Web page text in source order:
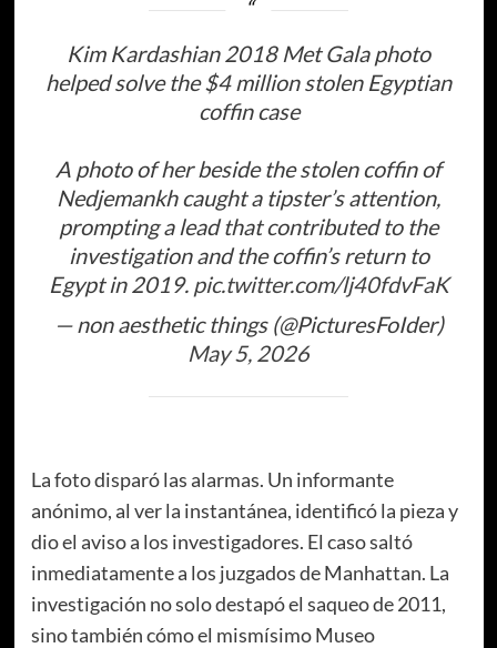
Kim Kardashian 2018 Met Gala photo
helped solve the $4 million stolen Egyptian
coffin case
A photo of her beside the stolen coffin of
Nedjemankh caught a tipster’s attention,
prompting a lead that contributed to the
investigation and the coffin’s return to
Egypt in 2019. pic.twitter.com/lj40fdvFaK
— non aesthetic things (@PicturesFoIder)
May 5, 2026
La foto disparó las alarmas. Un informante
anónimo, al ver la instantánea, identificó la pieza y
dio el aviso a los investigadores. El caso saltó
inmediatamente a los juzgados de Manhattan. La
investigación no solo destapó el saqueo de 2011,
sino también cómo el mismísimo Museo